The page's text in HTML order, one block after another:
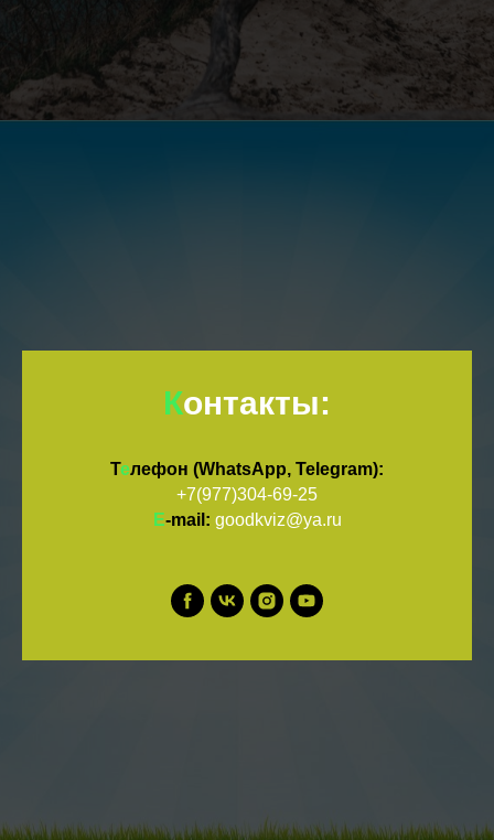
Контакты:
Телефон (WhatsApp, Telegram):
+7(977)304-69-25
E-mail: goodkviz@ya.ru